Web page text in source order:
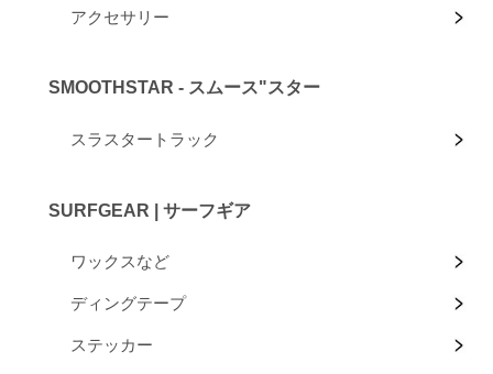
アクセサリー
SMOOTHSTAR - スムース"スター
スラスタートラック
SURFGEAR | サーフギア
ワックスなど
ディングテープ
ステッカー